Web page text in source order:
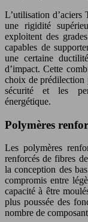
L’utilisation d’aciers
une rigidité
exploitent des
capables de
une certaine
d’impact. Cette
choix de prédilection
sécurité et les
énergétique.
Polymères
Les polymères
renforcés de fibres
la conception des
compromis entre
capacité à être
plus poussée des
nombre de